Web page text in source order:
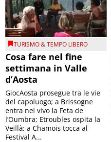
TURISMO & TEMPO LIBERO
Cosa fare nel fine
settimana in Valle
d’Aosta
GiocAosta prosegue tra le vie
del capoluogo; a Brissogne
entra nel vivo la Feta de
l’Oumbra; Etroubles ospita la
Veillà; a Chamois tocca al
Festival A...